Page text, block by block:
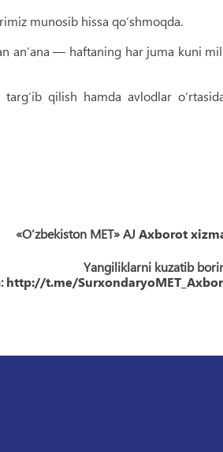
munosib hissa qo‘shmoqda.
anʼana — haftaning har juma kuni
qilish hamda avlodlar
«O‘zbekiston MET» AJ Axborot
Yangiliklarni kuzatib
http://t.me/